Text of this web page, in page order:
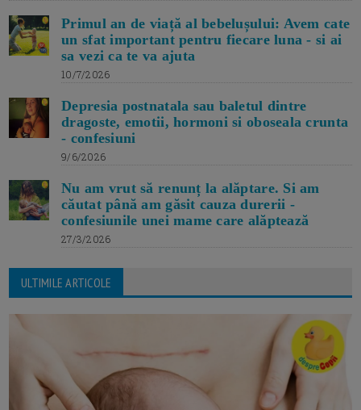
Primul an de viață al bebelușului: Avem cate
un sfat important pentru fiecare luna - si ai
sa vezi ca te va ajuta
10/7/2026
Depresia postnatala sau baletul dintre
dragoste, emotii, hormoni si oboseala crunta
- confesiuni
9/6/2026
Nu am vrut să renunț la alăptare. Si am
căutat până am găsit cauza durerii -
confesiunile unei mame care alăptează
27/3/2026
ULTIMILE ARTICOLE